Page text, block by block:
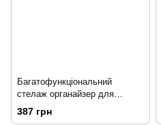
Багатофункціональний
стелаж органайзер для
мікрохвильової печі
387 грн